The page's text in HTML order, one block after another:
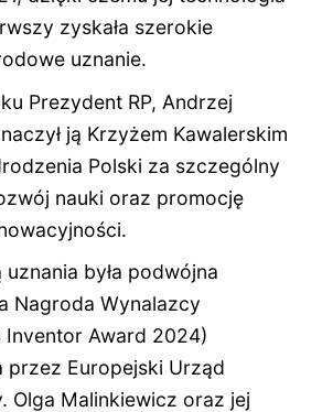
zyskała szerokie
uznanie.
Prezydent RP, Andrzej
ją Krzyżem Kawalerskim
Polski za szczególny
nauki oraz promocję
uznania była podwójna
Nagroda Wynalazcy
Inventor Award 2024)
przez Europejski Urząd
Olga Malinkiewicz oraz jej